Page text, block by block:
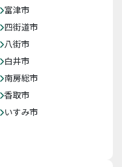
富津市
四街道市
八街市
白井市
南房総市
香取市
いすみ市